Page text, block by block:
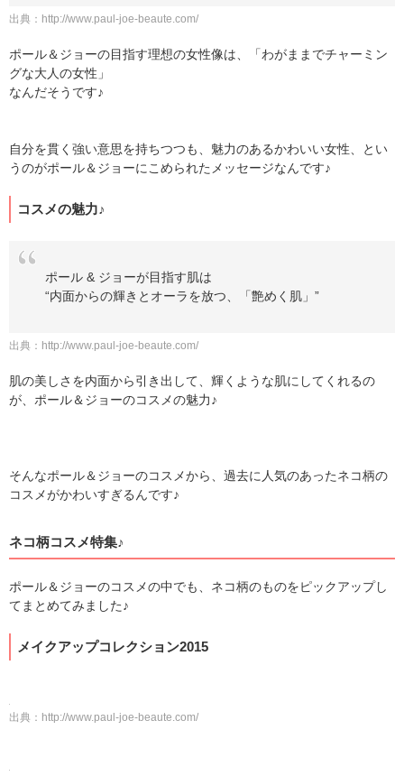
出典： http://www.paul-joe-beaute.com/
ポール＆ジョーの目指す理想の女性像は、「わがままでチャーミン
グな大人の女性」
なんだそうです♪
自分を貫く強い意思を持ちつつも、魅力のあるかわいい女性、とい
うのがポール＆ジョーにこめられたメッセージなんです♪
コスメの魅力♪
ポール & ジョーが目指す肌は
“内面からの輝きとオーラを放つ、「艶めく肌」”
出典： http://www.paul-joe-beaute.com/
肌の美しさを内面から引き出して、輝くような肌にしてくれるの
が、ポール＆ジョーのコスメの魅力♪
そんなポール＆ジョーのコスメから、過去に人気のあったネコ柄の
コスメがかわいすぎるんです♪
ネコ柄コスメ特集♪
ポール＆ジョーのコスメの中でも、ネコ柄のものをピックアップし
てまとめてみました♪
メイクアップコレクション2015
出典： http://www.paul-joe-beaute.com/